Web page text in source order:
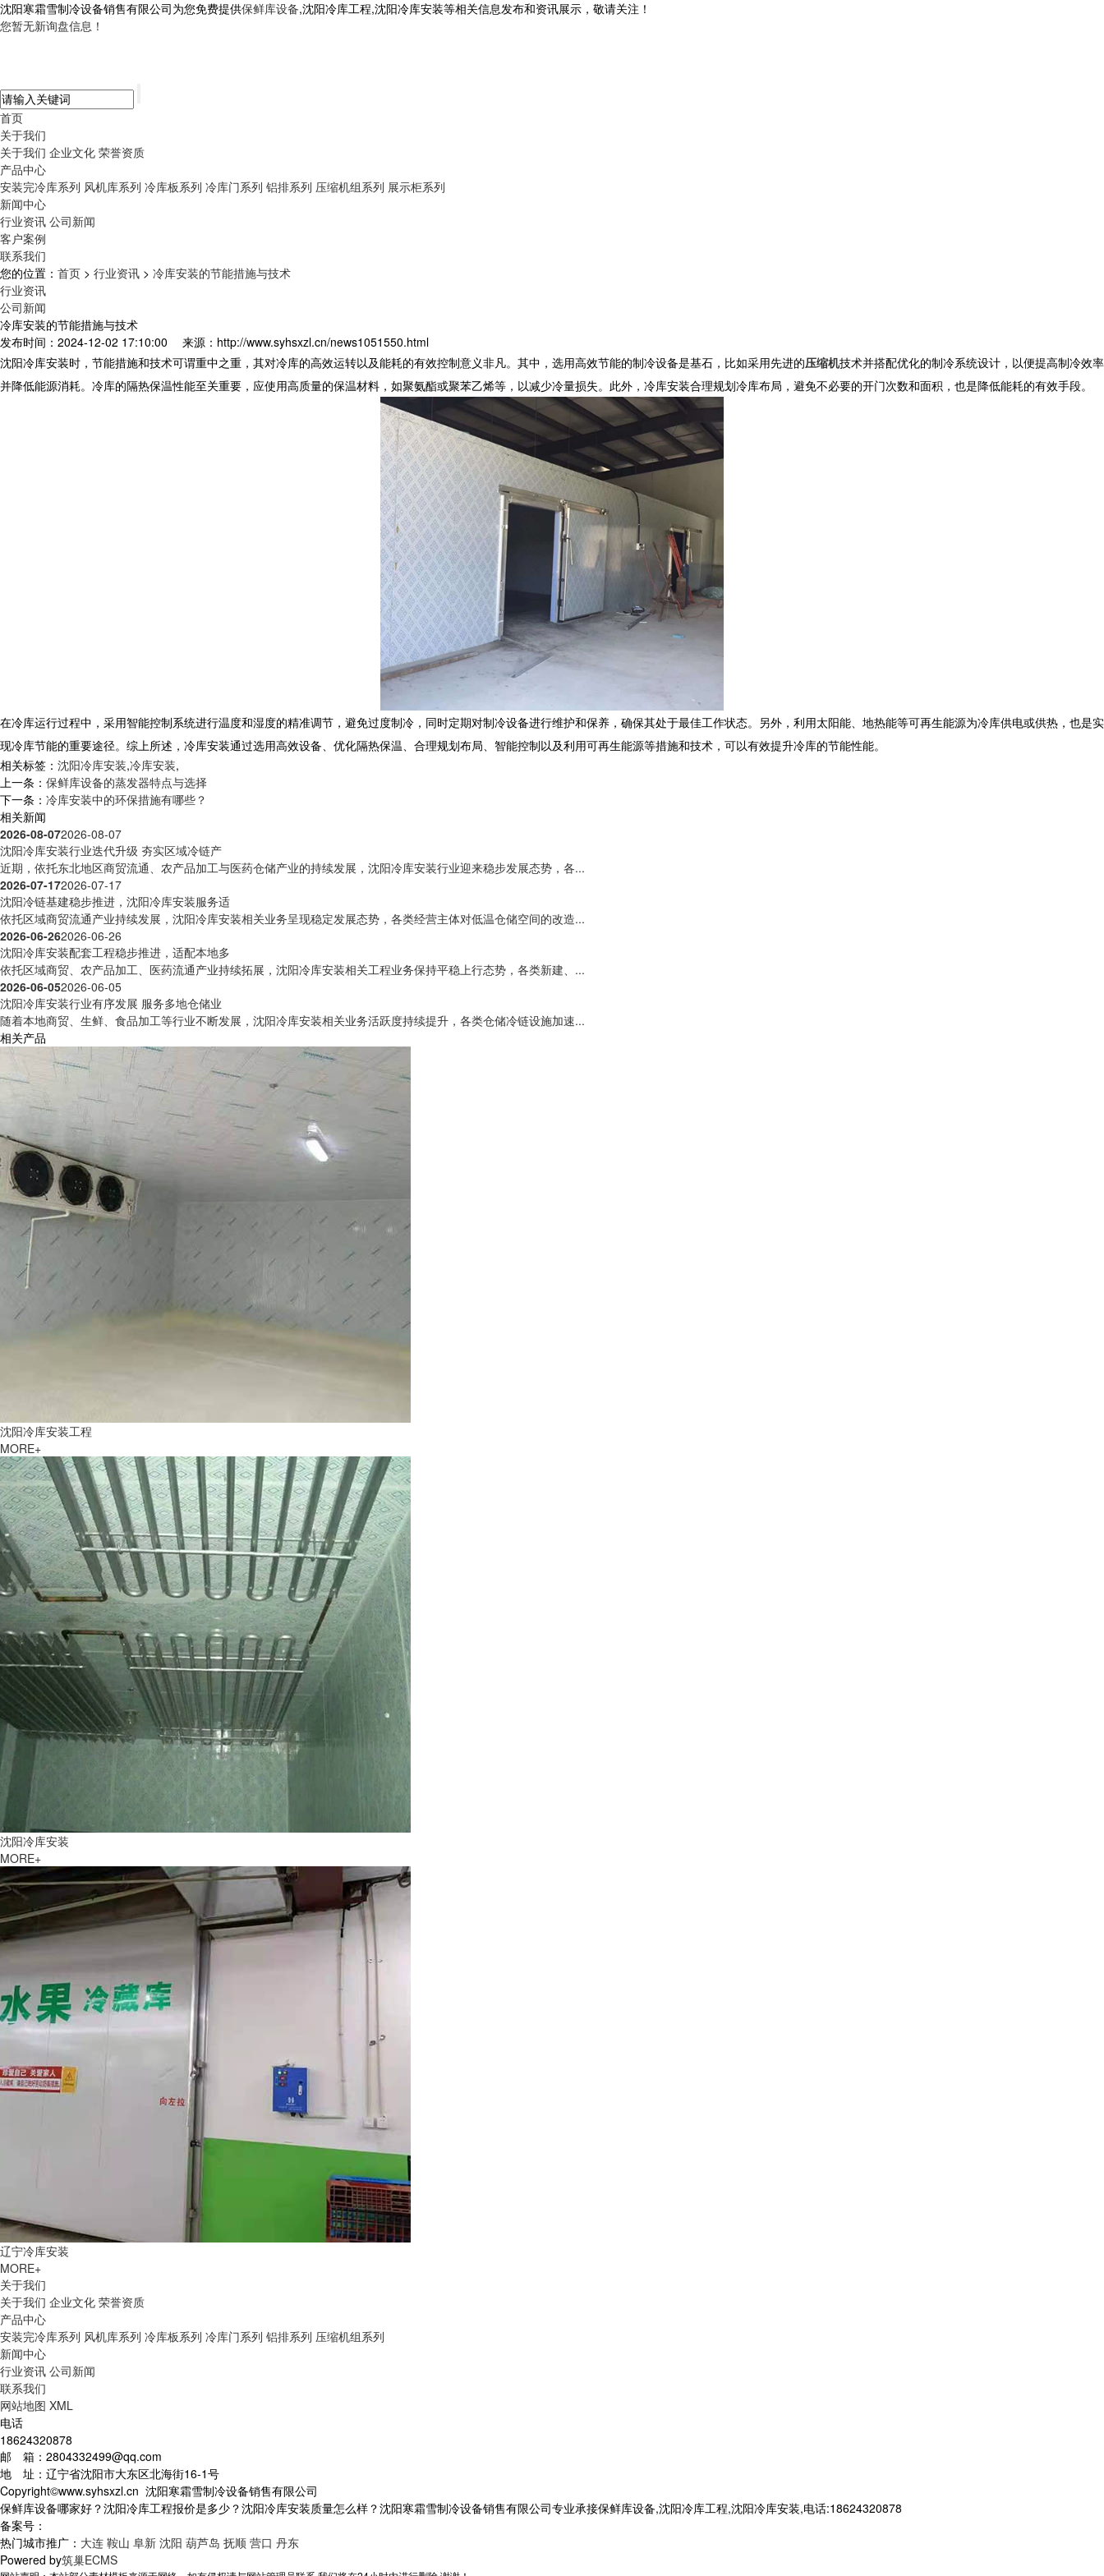
沈阳寒霜雪制冷设备销售有限公司为您免费提供保鲜库设备,沈阳冷库工程,沈阳冷库安装等相关信息发布和资讯展示，敬请关注！
您暂无新询盘信息！
首页
关于我们
关于我们 企业文化 荣誉资质
产品中心
安装完冷库系列 风机库系列 冷库板系列 冷库门系列 铝排系列 压缩机组系列 展示柜系列
新闻中心
行业资讯 公司新闻
客户案例
联系我们
您的位置： 首页 > 行业资讯 > 冷库安装的节能措施与技术
行业资讯
公司新闻
冷库安装的节能措施与技术
发布时间：2024-12-02 17:10:00
来源：http://www.syhsxzl.cn/news1051550.html
沈阳冷库安装时，节能措施和技术可谓重中之重，其对冷库的高效运转以及能耗的有效控制意义非凡。其中，选用高效节能的制冷设备是基石，比如采用先进的压缩机技术并搭配优化的制冷系统设计，以便提高制冷效率
并降低能源消耗。冷库的隔热保温性能至关重要，应使用高质量的保温材料，如聚氨酯或聚苯乙烯等，以减少冷量损失。此外， 冷库安装合理规划冷库布局，避免不必要的开门次数和面积，也是降低能耗的有效手段。
在冷库运行过程中，采用智能控制系统进行温度和湿度的精准调节，避免过度制冷，同时定期对制冷设备进行维护和保养，确保其处于最佳工作状态。另外，利用太阳能、地热能等可再生能源为冷库供电或供热，也是实
现冷库节能的重要途径。综上所述， 冷库安装通过选用高效设备、优化隔热保温、合理规划布局、智能控制以及利用可再生能源等措施和技术，可以有效提升冷库的节能性能。
相关标签： 沈阳冷库安装,冷库安装,
上一条： 保鲜库设备的蒸发器特点与选择
下一条： 冷库安装中的环保措施有哪些？
相关新闻
2026-08-072026-08-07
沈阳冷库安装行业迭代升级 夯实区域冷链产
近期，依托东北地区商贸流通、农产品加工与医药仓储产业的持续发展，沈阳冷库安装行业迎来稳步发展态势，各...
2026-07-172026-07-17
沈阳冷链基建稳步推进，沈阳冷库安装服务适
依托区域商贸流通产业持续发展，沈阳冷库安装相关业务呈现稳定发展态势，各类经营主体对低温仓储空间的改造...
2026-06-262026-06-26
沈阳冷库安装配套工程稳步推进，适配本地多
依托区域商贸、农产品加工、医药流通产业持续拓展，沈阳冷库安装相关工程业务保持平稳上行态势，各类新建、...
2026-06-052026-06-05
沈阳冷库安装行业有序发展 服务多地仓储业
随着本地商贸、生鲜、食品加工等行业不断发展，沈阳冷库安装相关业务活跃度持续提升，各类仓储冷链设施加速...
相关产品
沈阳冷库安装工程
MORE+
沈阳冷库安装
MORE+
辽宁冷库安装
MORE+
关于我们
关于我们 企业文化 荣誉资质
产品中心
安装完冷库系列 风机库系列 冷库板系列 冷库门系列 铝排系列 压缩机组系列
新闻中心
行业资讯 公司新闻
联系我们
网站地图 XML
电话
18624320878
邮 箱：2804332499@qq.com
地 址：辽宁省沈阳市大东区北海街16-1号
Copyright©www.syhsxzl.cn 沈阳寒霜雪制冷设备销售有限公司
保鲜库设备哪家好？沈阳冷库工程报价是多少？沈阳冷库安装质量怎么样？沈阳寒霜雪制冷设备销售有限公司专业承接保鲜库设备,沈阳冷库工程,沈阳冷库安装,电话:18624320878
备案号：
热门城市推广： 大连 鞍山 阜新 沈阳 葫芦岛 抚顺 营口 丹东
Powered by筑巢ECMS